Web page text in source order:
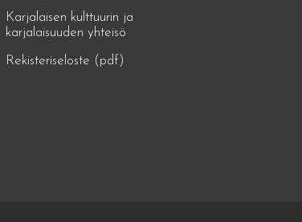
Karjalaisen kulttuurin ja
karjalaisuuden yhteisö
Rekisteriseloste (pdf)